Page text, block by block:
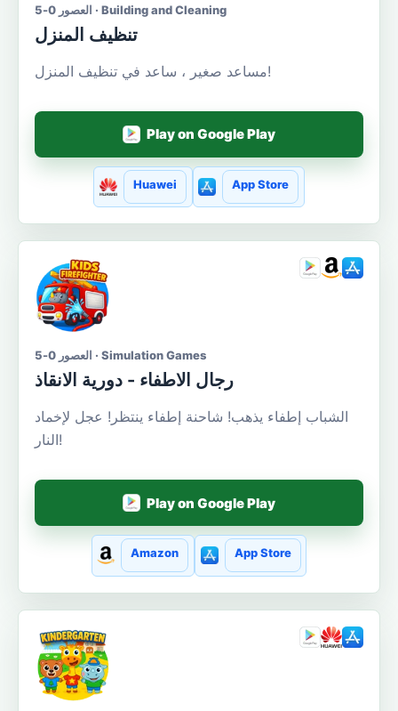
العصور 0-5 · Building and Cleaning
تنظيف المنزل
مساعد صغير ، ساعد في تنظيف المنزل!
Play on Google Play
Huawei App Store
العصور 0-5 · Simulation Games
رجال الاطفاء - دورية الانقاذ
الشباب إطفاء يذهب! شاحنة إطفاء ينتظر! عجل لإخماد
النار!
Play on Google Play
Amazon App Store